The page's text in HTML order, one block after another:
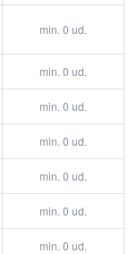
min. 0 ud.
min. 0 ud.
min. 0 ud.
min. 0 ud.
min. 0 ud.
min. 0 ud.
min. 0 ud.